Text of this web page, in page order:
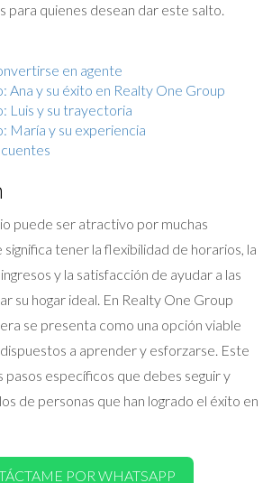
para quienes desean dar este salto.
en agente
Ana y su éxito en Realty One Group
Luis y su trayectoria
María y su experiencia
puede ser atractivo por muchas
significa tener la flexibilidad de horarios, la
y la satisfacción de ayudar a las
su hogar ideal. En Realty One Group
se presenta como una opción viable
a aprender y esforzarse. Este
pasos específicos que debes seguir y
de personas que han logrado el éxito en
POR WHATSAPP